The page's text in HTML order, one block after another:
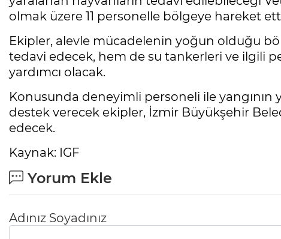
olmak üzere 11 personelle bölgeye hareket
Ekipler, alevle mücadelenin yoğun olduğu
tedavi edecek, hem de su tankerleri ve ilgili
yardımcı olacak.
Konusunda deneyimli personeli ile
destek verecek ekipler, İzmir Büyükşehir
edecek.
Kaynak: IGF
Yorum Ekle
Adınız Soyadınız